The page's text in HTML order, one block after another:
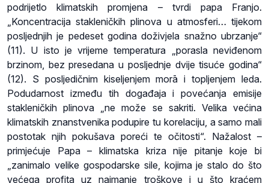
podrijetlo klimatskih promjena – tvrdi papa Franjo.
„Koncentracija stakleničkih plinova u atmosferi… tijekom
posljednjih je pedeset godina doživjela snažno ubrzanje“
(11). U isto je vrijeme temperatura „porasla neviđenom
brzinom, bez presedana u posljednje dvije tisuće godina“
(12). S posljedičnim kiseljenjem morā i topljenjem leda.
Podudarnost između tih događaja i povećanja emisije
stakleničkih plinova „ne može se sakriti. Velika većina
klimatskih znanstvenika podupire tu korelaciju, a samo mali
postotak njih pokušava poreći te očitosti“. Nažalost –
primjećuje Papa – klimatska kriza nije pitanje koje bi
„zanimalo velike gospodarske sile, kojima je stalo do što
većega profita uz najmanje troškove i u što kraćem